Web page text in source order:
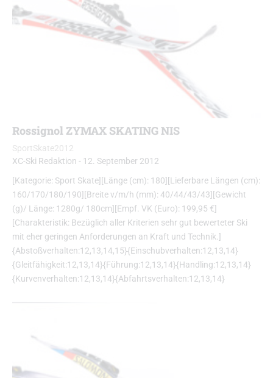
Rossignol ZYMAX SKATING NIS
SportSkate2012
XC-Ski Redaktion - 12. September 2012
[Kategorie: Sport Skate][Länge (cm): 180][Lieferbare Längen (cm):
160/170/180/190][Breite v/m/h (mm): 40/44/43/43][Gewicht
(g)/ Länge: 1280g/ 180cm][Empf. VK (Euro): 199,95 €]
[Charakteristik: Bezüglich aller Kriterien sehr gut bewerteter Ski
mit eher geringen Anforderungen an Kraft und Technik.]
{Abstoßverhalten:12,13,14,15}{Einschubverhalten:12,13,14}
{Gleitfähigkeit:12,13,14}{Führung:12,13,14}{Handling:12,13,14}
{Kurvenverhalten:12,13,14}{Abfahrtsverhalten:12,13,14}